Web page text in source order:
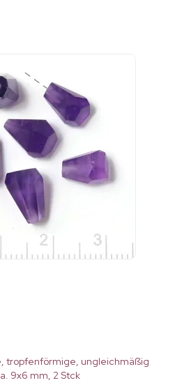
tropfenförmige, ungleichmäßig
9x6 mm, 2 Stck